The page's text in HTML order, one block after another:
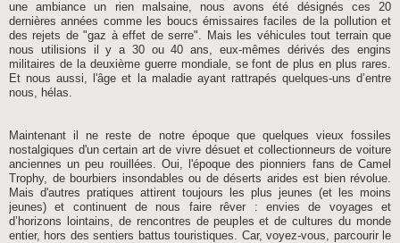
h
e
une ambiance un rien malsaine, nous avons été désignés ces 20
dernières années comme les boucs émissaires faciles de la pollution et
des rejets de "gaz à effet de serre". Mais les véhicules tout terrain que
nous utilisions il y a 30 ou 40 ans, eux-mêmes dérivés des engins
militaires de la deuxième guerre mondiale, se font de plus en plus rares.
Et nous aussi, l'âge et la maladie ayant rattrapés quelques-uns d’entre
nous, hélas.
Maintenant il ne reste de notre époque que quelques vieux fossiles
nostalgiques d'un certain art de vivre désuet et collectionneurs de voiture
anciennes un peu rouillées. Oui, l'époque des pionniers fans de Camel
Trophy, de bourbiers insondables ou de déserts arides est bien révolue.
Mais d'autres pratiques attirent toujours les plus jeunes (et les moins
jeunes) et continuent de nous faire rêver : envies de voyages et
d’horizons lointains, de rencontres de peuples et de cultures du monde
entier, hors des sentiers battus touristiques. Car, voyez-vous, parcourir le